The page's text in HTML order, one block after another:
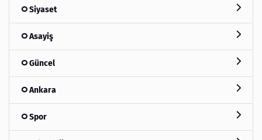
Siyaset
Asayiş
Güncel
Ankara
Spor